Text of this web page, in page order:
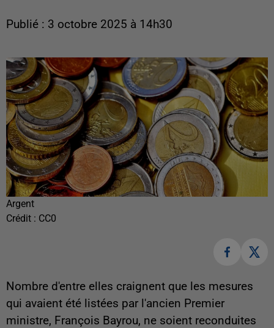
Publié : 3 octobre 2025 à 14h30
Argent
Crédit : CC0
Nombre d'entre elles craignent que les mesures
qui avaient été listées par l'ancien Premier
ministre, François Bayrou, ne soient reconduites